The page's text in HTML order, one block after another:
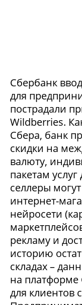
Сбербанк
для
пострадали
Wildberries.
Сбера, банк
скидки на
валюту,
пакетам
селлеры
интернет-
нейросети
рекламу и
историю
складах –
на
для клиентов